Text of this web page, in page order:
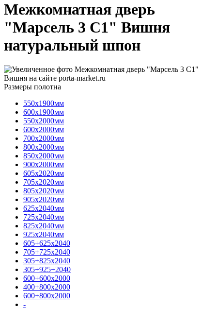
Межкомнатная дверь
"Марсель 3 С1" Вишня
натуральный шпон
Размеры полотна
550х1900мм
600х1900мм
550х2000мм
600х2000мм
700х2000мм
800х2000мм
850х2000мм
900х2000мм
605х2020мм
705х2020мм
805х2020мм
905х2020мм
625х2040мм
725х2040мм
825х2040мм
925х2040мм
605+625х2040
705+725х2040
305+825х2040
305+925+2040
600+600х2000
400+800х2000
600+800х2000
-